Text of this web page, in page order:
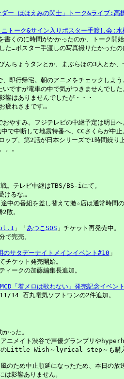
ダー ほほえみの閃士」トーク&ライブ:
ニトーク&サイン入りポスター手渡し会:
くのに時間がかかったのか、トーク開
…ポスター手渡しの写真撮りたかったの
ちょうタンとか、まぶらほの3人とか、
即行帰宅。朝のアニメをチェックしよ
ですが電車の中で気がつきませんでした
はありませんでしたが・・・
疲れさまです…
やすみ。フジテレビの中継予定は明日へ
で中断して地震特番へ、CCさくらが中止
ップ、第2話が日本シリーズで1時間繰り
。。
。テレビ中継はTBS/BS-iにて。
けるな…
の番組を差し替えて激☆店は通常時間
敗。
」「 あつこSOS 」チケット再発売中。
で完売。
のサタデーナイトメインイベント#10 」
ケット発売開始。
ークの加藤編集長追加。
「着メロは歌わない」発売記念イベン
14 石丸電気ソフトワンの2件追加。
った。
ニメイト渋谷で声優グランプリや
りのLittle Wish～lyrical step～も購
のため中止順延になったため、本日の放
影響ありません。